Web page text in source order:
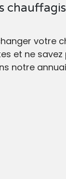
votre
et ne
notre